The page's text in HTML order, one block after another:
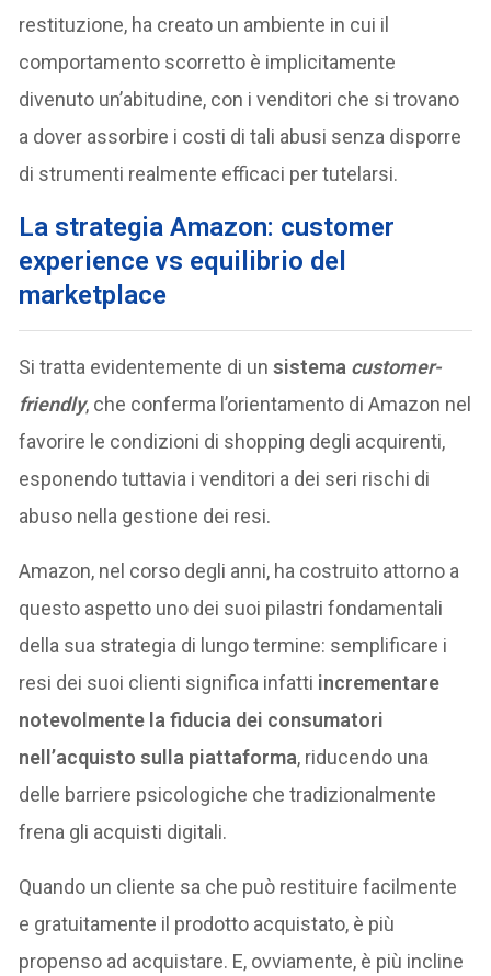
restituzione, ha creato un ambiente in cui il
comportamento scorretto è implicitamente
divenuto un’abitudine, con i venditori che si trovano
a dover assorbire i costi di tali abusi senza disporre
di strumenti realmente efficaci per tutelarsi.
La strategia Amazon: customer
experience vs equilibrio del
marketplace
Si tratta evidentemente di unsistema customer-
friendly, che conferma l’orientamento di Amazon nel
favorire le condizioni di shopping degli acquirenti,
esponendo tuttavia i venditori a dei seri rischi di
abuso nella gestione dei resi.
Amazon, nel corso degli anni, ha costruito attorno a
questo aspetto uno dei suoi pilastri fondamentali
della sua strategia di lungo termine: semplificare i
resi dei suoi clienti significa infatti incrementare
notevolmente la fiducia dei consumatori
nell’acquisto sulla piattaforma, riducendo una
delle barriere psicologiche che tradizionalmente
frena gli acquisti digitali.
Quando un cliente sa che può restituire facilmente
e gratuitamente il prodotto acquistato, è più
propenso ad acquistare. E, ovviamente, è più incline